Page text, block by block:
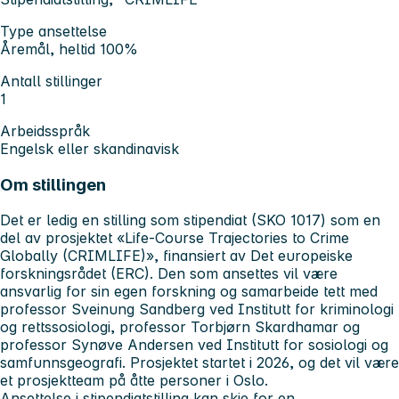
Type ansettelse
Åremål, heltid 100%
Antall stillinger
1
Arbeidsspråk
Engelsk eller skandinavisk
Om stillingen
Det er ledig en stilling som stipendiat (SKO 1017) som en
del av prosjektet «Life-Course Trajectories to Crime
Globally (CRIMLIFE)», finansiert av Det europeiske
forskningsrådet (ERC). Den som ansettes vil være
ansvarlig for sin egen forskning og samarbeide tett med
professor Sveinung Sandberg ved Institutt for kriminologi
og rettssosiologi, professor Torbjørn Skardhamar og
professor Synøve Andersen ved Institutt for sosiologi og
samfunnsgeografi. Prosjektet startet i 2026, og det vil være
et prosjektteam på åtte personer i Oslo.